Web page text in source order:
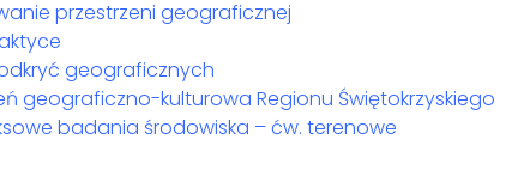
przestrzeni geograficznej
geograficznych
geograficzno-kulturowa Regionu Świętokrzyskiego
badania środowiska – ćw. terenowe